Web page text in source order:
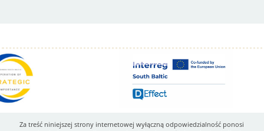
Za treść niniejszej strony internetowej wyłączną odpowiedzialność ponosi